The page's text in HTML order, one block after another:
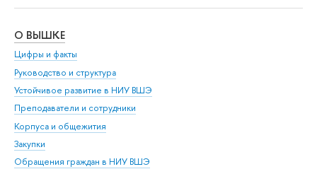
О ВЫШКЕ
Цифры и факты
Руководство и структура
Устойчивое развитие в НИУ ВШЭ
Преподаватели и сотрудники
Корпуса и общежития
Закупки
Обращения граждан в НИУ ВШЭ